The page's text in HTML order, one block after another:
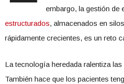
embargo, la gestión de
estructurados, almacenados en
rápidamente crecientes, es un reto
La tecnología heredada ralentiza
También hace que los pacientes